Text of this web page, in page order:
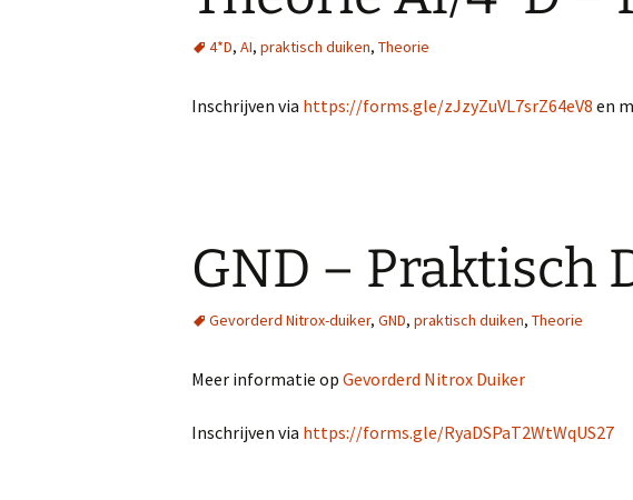
leden
4*D, AI, praktisch duiken, Theorie
Inschrijven via https://forms.gle/zJzyZuVL7srZ64eV8 en
GND – Praktisch
Gevorderd Nitrox-duiker, GND, praktisch duiken, Theorie
Meer informatie op Gevorderd Nitrox Duiker
Inschrijven via https://forms.gle/RyaDSPaT2WtWqUS27